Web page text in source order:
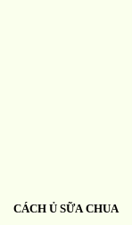
CÁCH Ủ SỮA CHUA